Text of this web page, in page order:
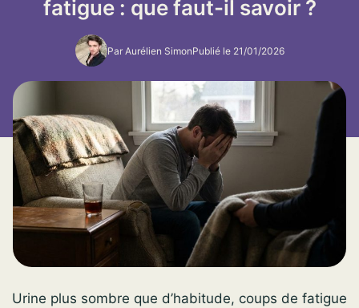
fatigue : que faut-il savoir ?
Par Aurélien SimonPublié le 21/01/2026
Urine plus sombre que d’habitude, coups de fatigue